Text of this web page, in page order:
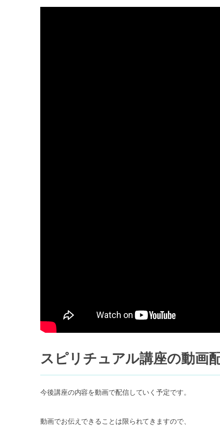
スピリチュアル講座の動画
今後講座の内容を動画で配信していく予定です。
動画でお伝えできることは限られてきますので、